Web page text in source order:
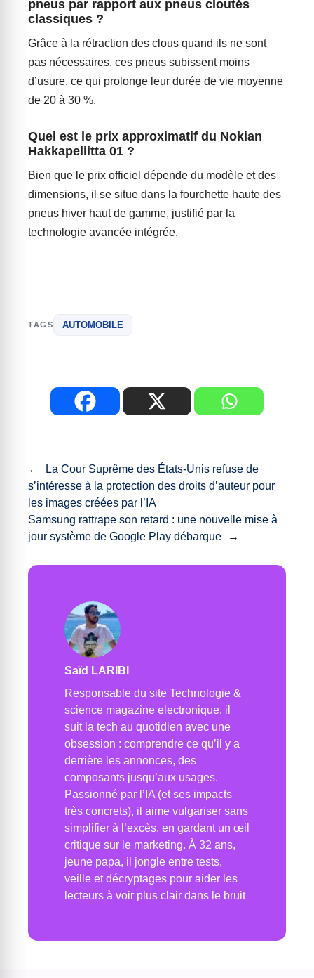
pneus par rapport aux pneus cloutés
classiques ?
Grâce à la rétraction des clous quand ils ne sont
pas nécessaires, ces pneus subissent moins
d’usure, ce qui prolonge leur durée de vie moyenne
de 20 à 30 %.
Quel est le prix approximatif du Nokian
Hakkapeliitta 01 ?
Bien que le prix officiel dépende du modèle et des
dimensions, il se situe dans la fourchette haute des
pneus hiver haut de gamme, justifié par la
technologie avancée intégrée.
TAGS AUTOMOBILE
←
La Cour Suprême des États-Unis refuse de
s’intéresse à la protection des droits d’auteur pour
les images créées par l’IA
Samsung rattrape son retard : une nouvelle mise à
jour système de Google Play débarque
→
Saïd LARIBI
Responsable du site Technologie &
science magazine electronique, il
suit la tech au quotidien avec une
obsession : comprendre ce qu’il y a
derrière les annonces, des
composants jusqu’aux usages.
Passionné par l’IA (et ses impacts
très concrets), il aime vulgariser sans
simplifier à l’excès, en gardant un œil
critique sur le marketing. À 32 ans,
jeune papa, il jongle entre tests,
veille et décryptages pour aider les
lecteurs à voir plus clair dans le bruit